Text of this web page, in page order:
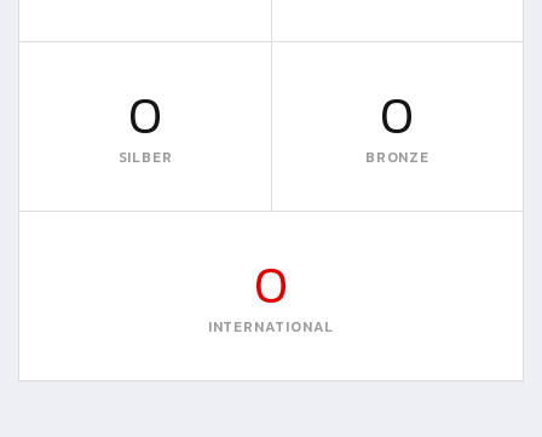
0
SILBER
0
BRONZE
0
INTERNATIONAL